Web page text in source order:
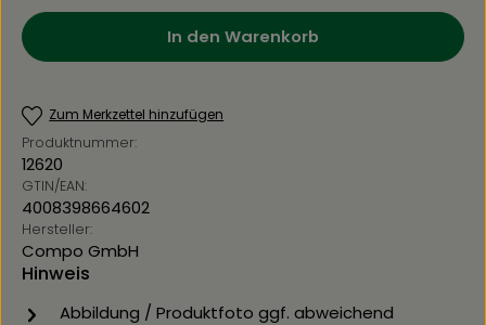
In den Warenkorb
Zum Merkzettel hinzufügen
Produktnummer:
12620
GTIN/EAN:
4008398664602
Hersteller:
Compo GmbH
Hinweis
Abbildung / Produktfoto ggf. abweichend